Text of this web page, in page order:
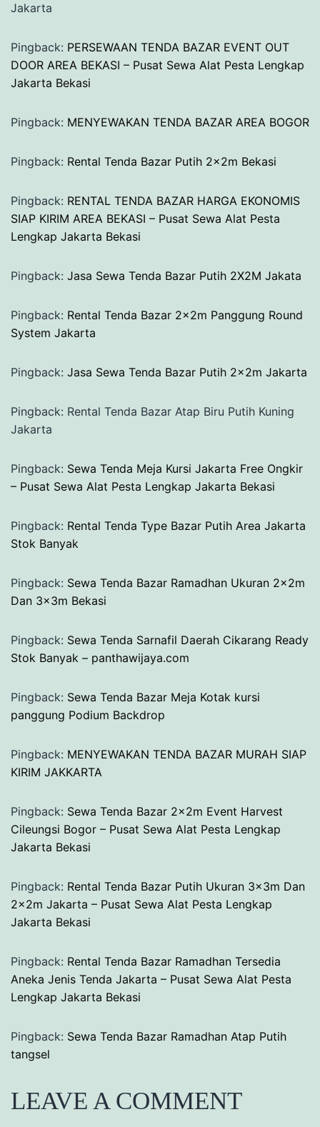
Jakarta
Pingback: PERSEWAAN TENDA BAZAR EVENT OUT
DOOR AREA BEKASI – Pusat Sewa Alat Pesta Lengkap
Jakarta Bekasi
Pingback: MENYEWAKAN TENDA BAZAR AREA BOGOR
Pingback: Rental Tenda Bazar Putih 2x2m Bekasi
Pingback: RENTAL TENDA BAZAR HARGA EKONOMIS
SIAP KIRIM AREA BEKASI – Pusat Sewa Alat Pesta
Lengkap Jakarta Bekasi
Pingback: Jasa Sewa Tenda Bazar Putih 2X2M Jakata
Pingback: Rental Tenda Bazar 2x2m Panggung Round
System Jakarta
Pingback: Jasa Sewa Tenda Bazar Putih 2x2m Jakarta
Pingback: Rental Tenda Bazar Atap Biru Putih Kuning
Jakarta
Pingback: Sewa Tenda Meja Kursi Jakarta Free Ongkir
– Pusat Sewa Alat Pesta Lengkap Jakarta Bekasi
Pingback: Rental Tenda Type Bazar Putih Area Jakarta
Stok Banyak
Pingback: Sewa Tenda Bazar Ramadhan Ukuran 2x2m
Dan 3x3m Bekasi
Pingback: Sewa Tenda Sarnafil Daerah Cikarang Ready
Stok Banyak – panthawijaya.com
Pingback: Sewa Tenda Bazar Meja Kotak kursi
panggung Podium Backdrop
Pingback: MENYEWAKAN TENDA BAZAR MURAH SIAP
KIRIM JAKKARTA
Pingback: Sewa Tenda Bazar 2x2m Event Harvest
Cileungsi Bogor – Pusat Sewa Alat Pesta Lengkap
Jakarta Bekasi
Pingback: Rental Tenda Bazar Putih Ukuran 3x3m Dan
2x2m Jakarta – Pusat Sewa Alat Pesta Lengkap
Jakarta Bekasi
Pingback: Rental Tenda Bazar Ramadhan Tersedia
Aneka Jenis Tenda Jakarta – Pusat Sewa Alat Pesta
Lengkap Jakarta Bekasi
Pingback: Sewa Tenda Bazar Ramadhan Atap Putih
tangsel
LEAVE A COMMENT